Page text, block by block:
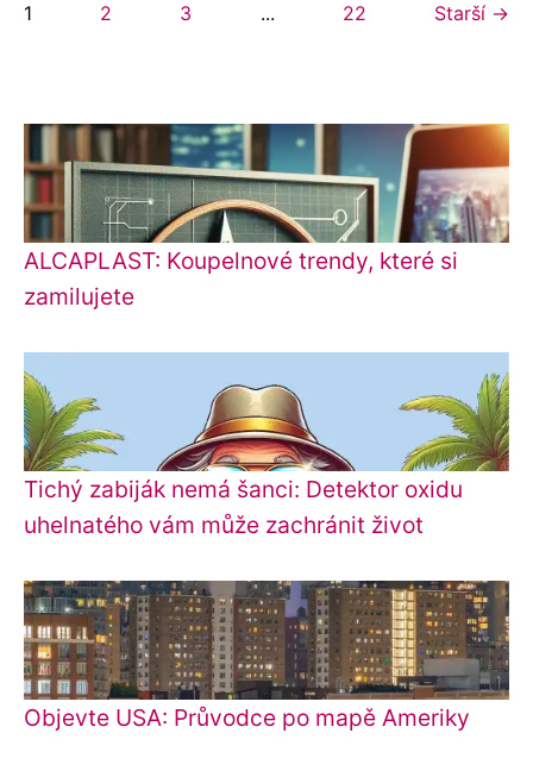
1 2 3 ... 22 Starší →
ALCAPLAST: Koupelnové trendy, které si
zamilujete
Tichý zabiják nemá šanci: Detektor oxidu
uhelnatého vám může zachránit život
Objevte USA: Průvodce po mapě Ameriky